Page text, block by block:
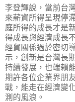
李登輝說，當前台
來薪資所得呈現停
庭所得的成長才是
得成長與經濟成長
經貿關係過於密切
示，創新是台灣長
持續發展，也端賴
期許各位企業界朋
戰，能走在經濟變
測的風浪。